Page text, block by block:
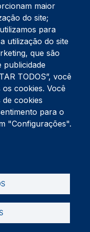
da Nazaré
maior
do site;
para
utilização do site
que são
publicidade
TODOS”, você
cookies. Você
cookies
para o
"Configurações".